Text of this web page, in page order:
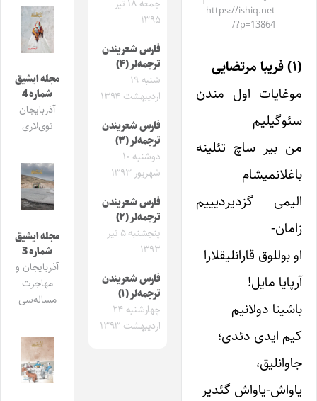
https://ishiq.net
/?p=13864
(۱) فریبا مرتضایی
موغایات اول مندن
سئوگیلیم
من بیر ساچ تئلینه
باغلانمیشام
الیمی گزدیردیییم
زامان-
او بوللوق قارانلیقلارا
آرپایا مایل!
باشینا دولانیم
کیم ایدی دئدی؛
جاوانلیق،
یاواش-یاواش گئدیر
جمعه ۱۸ تیر
۱۳۹۵
فارس شعریندن
ترجمه‌لر (۴)
شنبه ۱۹
اردیبهشت ۱۳۹۴
فارس شعریندن
ترجمه‌لر (۳)
دوشنبه ۱۰
شهریور ۱۳۹۳
فارس شعریندن
ترجمه‌لر (۲)
پنجشنبه ۵ تیر
۱۳۹۳
فارس شعریندن
ترجمه‌لر (۱)
چهارشنبه ۲۴
اردیبهشت ۱۳۹۳
مجله ایشیق
شماره 4
آذربایجان
توی‌لاری
مجله ایشیق
شماره 3
آذربایجان و
مهاجرت
مساله‌سی